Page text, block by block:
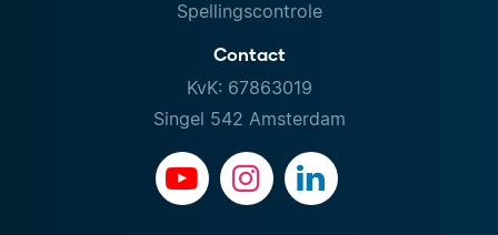
Spellingscontrole
Contact
KvK: 67863019
Singel 542 Amsterdam